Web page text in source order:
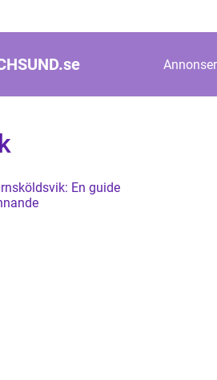
se
En guide